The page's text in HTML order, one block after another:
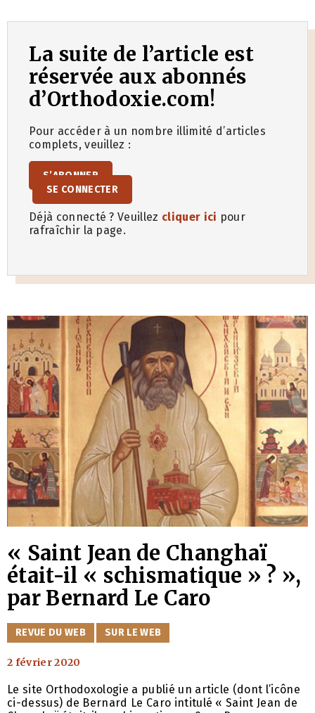
La suite de l’article est
réservée aux abonnés
d’Orthodoxie.com!
Pour accéder à un nombre illimité d’articles
complets, veuillez :
S’ABONNER
SE CONNECTER
Déjà connecté ? Veuillez cliquer ici pour
rafraîchir la page.
« Saint Jean de Changhaï
était-il « schismatique » ? »,
par Bernard Le Caro
CATÉGORIES
REVUE DU WEB SUR LE WEB
2 février 2020
Le site Orthodoxologie a publié un article (dont l’icône
ci-dessus) de Bernard Le Caro intitulé « Saint Jean de